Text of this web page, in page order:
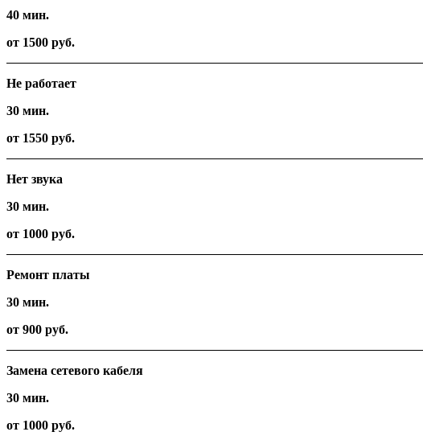
40 мин.
от 1500 руб.
Не работает
30 мин.
от 1550 руб.
Нет звука
30 мин.
от 1000 руб.
Ремонт платы
30 мин.
от 900 руб.
Замена сетевого кабеля
30 мин.
от 1000 руб.